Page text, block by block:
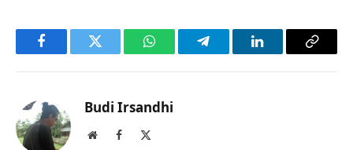
FacebookTwitter WhatsAppTelegramLinkedInCopy
Budi Irsandhi
WebsiteFacebook